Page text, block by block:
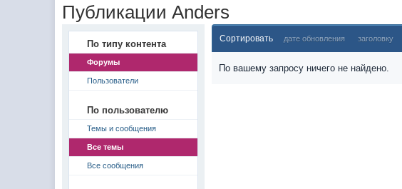
Публикации Anders
По типу контента
Форумы
Пользователи
По пользователю
Темы и сообщения
Все темы
Все сообщения
Сортировать дате обновления заголовку
По вашему запросу ничего не найдено.